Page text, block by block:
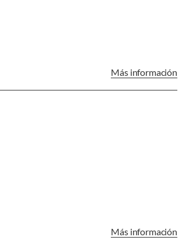
Más información
Más información